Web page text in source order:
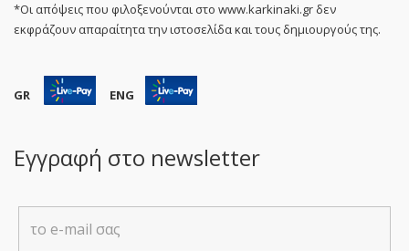
*Οι απόψεις που φιλοξενούνται στο www.karkinaki.gr δεν
εκφράζουν απαραίτητα την ιστοσελίδα και τους δημιουργούς της.
GR ENG
Εγγραφή στο newsletter